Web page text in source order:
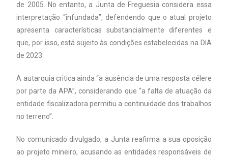
de 2005. No entanto, a Junta de Freguesia considera essa
interpretação “infundada”, defendendo que o atual projeto
apresenta características substancialmente diferentes e
que, por isso, está sujeito às condições estabelecidas na DIA
de 2023.
A autarquia critica ainda “a ausência de uma resposta célere
por parte da APA”, considerando que “a falta de atuação da
entidade fiscalizadora permitiu a continuidade dos trabalhos
no terreno”.
No comunicado divulgado, a Junta reafirma a sua oposição
ao projeto mineiro, acusando as entidades responsáveis de